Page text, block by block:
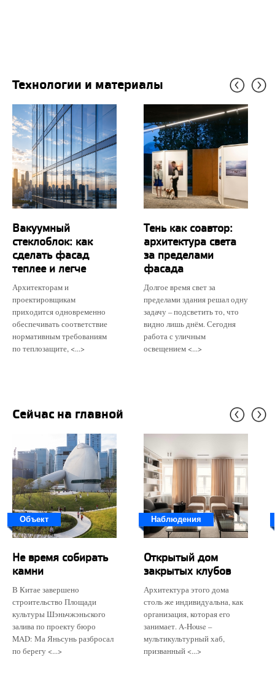
Технологии и материалы
Вакуумный
стеклоблок: как
сделать фасад
теплее и легче
Архитекторам и
проектировщикам
приходится одновременно
обеспечивать соответствие
нормативным требованиям
по теплозащите, <...>
Тень как соавтор:
архитектура света
за пределами
фасада
Долгое время свет за
пределами здания решал одну
задачу – подсветить то, что
видно лишь днём. Сегодня
работа с уличным
освещением <...>
Сейчас на главной
Объект
Не время собирать
камни
В Китае завершено
строительство Площади
культуры Шэньчжэньского
залива по проекту бюро
MAD: Ма Яньсунь разбросал
по берегу <...>
Наблюдения
Открытый дом
закрытых клубов
Архитектура этого дома
столь же индивидуальна, как
организация, которая его
занимает. A-House –
мультикультурный хаб,
призванный <...>